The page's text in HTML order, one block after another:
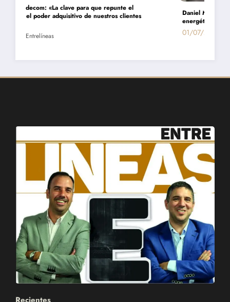
Daniel Montamat: «Todavía pagamos el costo del populismo
energético con los cortes de gas»
01/07/2026
Recientes